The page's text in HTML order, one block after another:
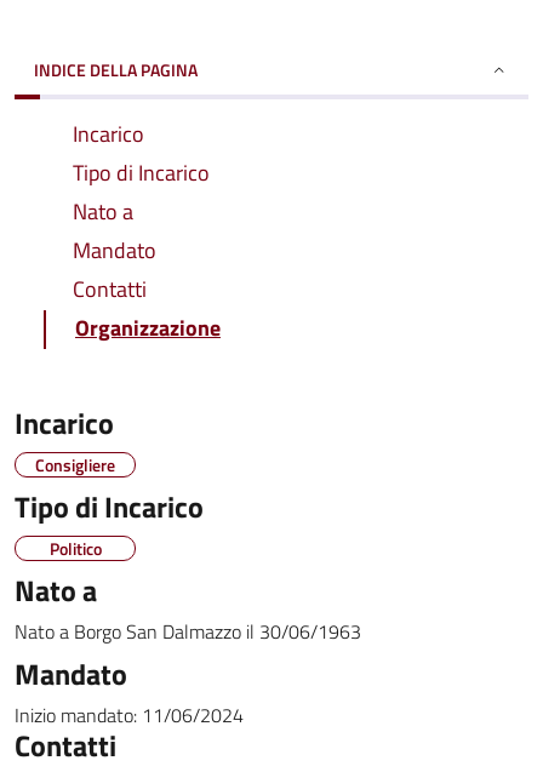
INDICE DELLA PAGINA
Incarico
Tipo di Incarico
Nato a
Mandato
Contatti
Organizzazione
Incarico
Consigliere
Tipo di Incarico
Politico
Nato a
Nato a Borgo San Dalmazzo il 30/06/1963
Mandato
Inizio mandato: 11/06/2024
Contatti